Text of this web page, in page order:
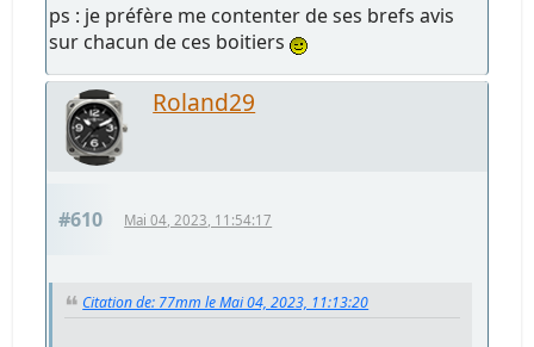
ps : je préfère me contenter de ses brefs avis
sur chacun de ces boitiers
Roland29
#610 Mai 04, 2023, 11:54:17
Citation de: 77mm le Mai 04, 2023, 11:13:20